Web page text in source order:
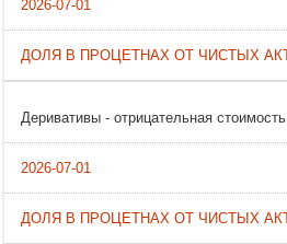
Деривативы - отрицательная стоимость